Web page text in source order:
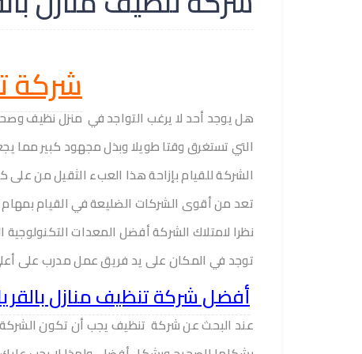
شركة
هل يوجد أحد لا يرغب التواجد في منزل نظيف
التي تستغرق وقتا طويلا وبذل مجهود كبير مما
الشركة للقيام بإزاحة هذا العبء الثقيل من
تعد من أقوى الشركات الضليعة في القيام
نظرا لامتلاك الشركة أفضل المعدات
توجد في المكان على يد فريق عمل مدرب على
أفضل شركة تنظيف منازل
عند البحث عن شركة تنظيف يجب أن تكون